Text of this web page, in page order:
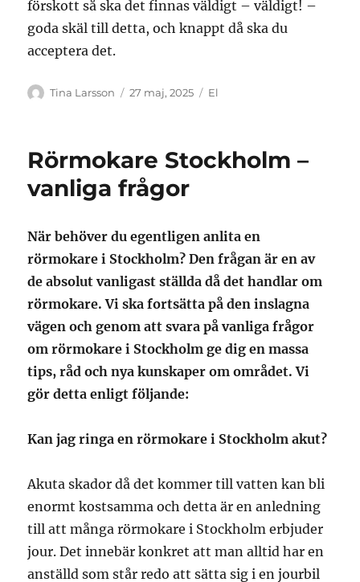
förskott så ska det finnas väldigt – väldigt! –
goda skäl till detta, och knappt då ska du
acceptera det.
Författare
Tina Larsson
Publicerat
27 maj, 2025 Kategorier
El
Rörmokare Stockholm –
vanliga frågor
När behöver du egentligen anlita en
rörmokare i Stockholm? Den frågan är en av
de absolut vanligast ställda då det handlar om
rörmokare. Vi ska fortsätta på den inslagna
vägen och genom att svara på vanliga frågor
om rörmokare i Stockholm ge dig en massa
tips, råd och nya kunskaper om området. Vi
gör detta enligt följande:
Kan jag ringa en rörmokare i Stockholm akut?
Akuta skador då det kommer till vatten kan bli
enormt kostsamma och detta är en anledning
till att många rörmokare i Stockholm erbjuder
jour. Det innebär konkret att man alltid har en
anställd som står redo att sätta sig i en jourbil